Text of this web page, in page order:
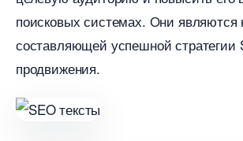
поисковых системах.​ Они
составляющей успешной стратегии
продвижения.​